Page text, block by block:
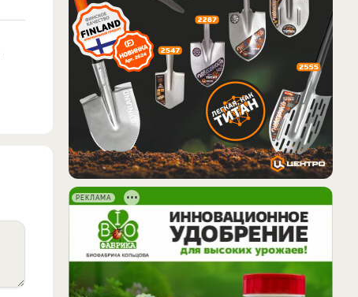
РЕКЛАМА